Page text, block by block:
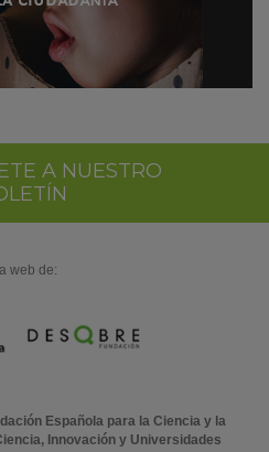
A NUESTRO
web de:
Española para la Ciencia y la
Innovación y Universidades